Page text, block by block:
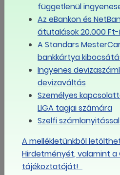
Ke Sze Csü
28 29 30
4 5
11 12
17 18 19 20
függetlenül
Az eBankon és
átutalások 20.000
A Standars
bankkártya
Ingyenes
devizaváltás
Személyes
LIGA tagjai számára
Szelfi
A mellékletünkből
Hirdetményét, valamint a
tájékoztatóját!